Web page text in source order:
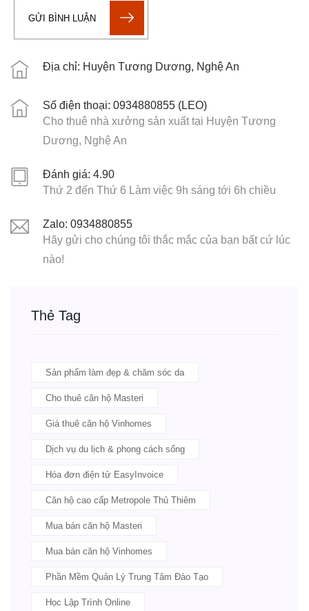
GỬI BÌNH LUẬN
Địa chỉ: Huyện Tương Dương, Nghệ An
Số điện thoại: 0934880855 (LEO)
Cho thuê nhà xưởng sản xuất tại Huyện Tương
Dương, Nghệ An
Đánh giá: 4.90
Thứ 2 đến Thứ 6 Làm việc 9h sáng tới 6h chiều
Zalo: 0934880855
Hãy gửi cho chúng tôi thắc mắc của bạn bất cứ lúc
nào!
Thẻ Tag
Sản phẩm làm đẹp & chăm sóc da
Cho thuê căn hộ Masteri
Giá thuê căn hộ Vinhomes
Dịch vụ du lịch & phong cách sống
Hóa đơn điện tử EasyInvoice
Căn hộ cao cấp Metropole Thủ Thiêm
Mua bán căn hộ Masteri
Mua bán căn hộ Vinhomes
Phần Mềm Quản Lý Trung Tâm Đào Tạo
Học Lập Trình Online